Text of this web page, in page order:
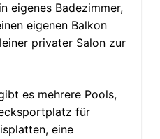
eigenes Badezimmer,
eigenen Balkon
privater Salon zur
es mehrere Pools,
für
eine